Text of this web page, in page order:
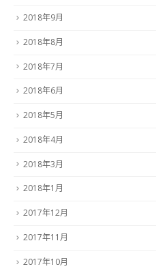
2018年9月
2018年8月
2018年7月
2018年6月
2018年5月
2018年4月
2018年3月
2018年1月
2017年12月
2017年11月
2017年10月